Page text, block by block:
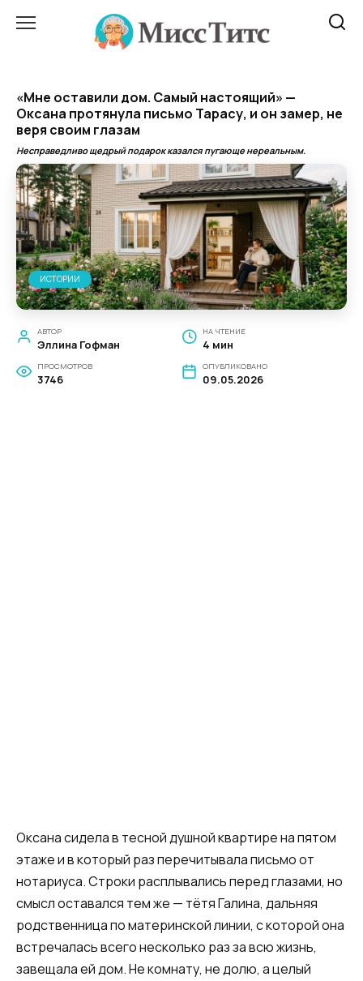
«Мне оставили дом. Самый настоящий» —
Оксана протянула письмо Тарасу, и он замер, не
веря своим глазам
Несправедливо щедрый подарок казался пугающе нереальным.
ИСТОРИИ
АВТОР
Эллина Гофман
НА ЧТЕНИЕ
4 мин
ПРОСМОТРОВ
3746
ОПУБЛИКОВАНО
09.05.2026
Оксана сидела в тесной душной квартире на пятом
этаже и в который раз перечитывала письмо от
нотариуса. Строки расплывались перед глазами, но
смысл оставался тем же — тётя Галина, дальняя
родственница по материнской линии, с которой она
встречалась всего несколько раз за всю жизнь,
завещала ей дом. Не комнату, не долю, а целый